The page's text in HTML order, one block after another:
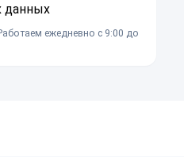
данных
ежедневно с 9:00 до